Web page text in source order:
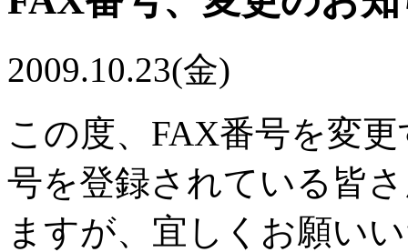
2009.10.23(金)
この度、FAX番号を変
号を登録されている皆
ますが、宜しくお願い